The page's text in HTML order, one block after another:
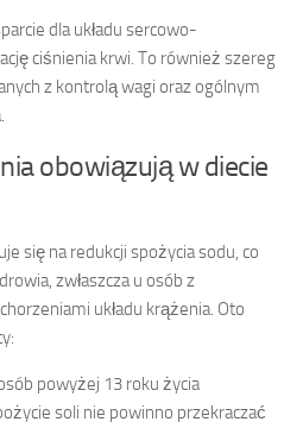
dla układu sercowo-
ciśnienia krwi. To również szereg
z kontrolą wagi oraz ogólnym
obowiązują w diecie
się na redukcji spożycia sodu, co
zwłaszcza u osób z
układu krążenia. Oto
powyżej 13 roku życia
soli nie powinno przekraczać